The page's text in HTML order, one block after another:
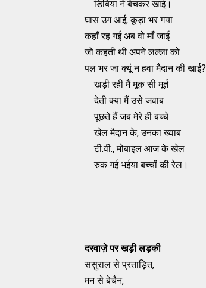
डिबिया ने बेचकर खाई।
घास उग आई, कूड़ा भर गया
कहाँ रह गई अब वो माँ जाई
जो कहती थी अपने लल्ला को
पल भर जा क्यूं न हवा मैदान की खाई?
खड़ी रही मैं मूक सी मूर्त
देती क्या मैं उसे जवाब
पूछते हैं जब मेरे ही बच्चे
खेल मैदान के, उनका ख्वाब
टी.वी., मोबाइल आज के खेल
रुक गई भईया बच्चों की रेल।
दरवाज़े पर खड़ी लड़की
ससुराल से प्रताड़ित,
मन से बेचैन,